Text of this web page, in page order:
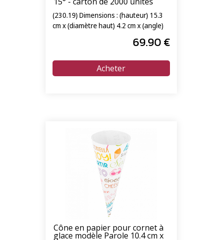
(230.19) Dimensions : (hauteur) 15.3
cm x (diamètre haut) 4.2 cm x (angle)
69.90€
Cône en papier pour cornet à
glace modèle Parole 10.4 cm x